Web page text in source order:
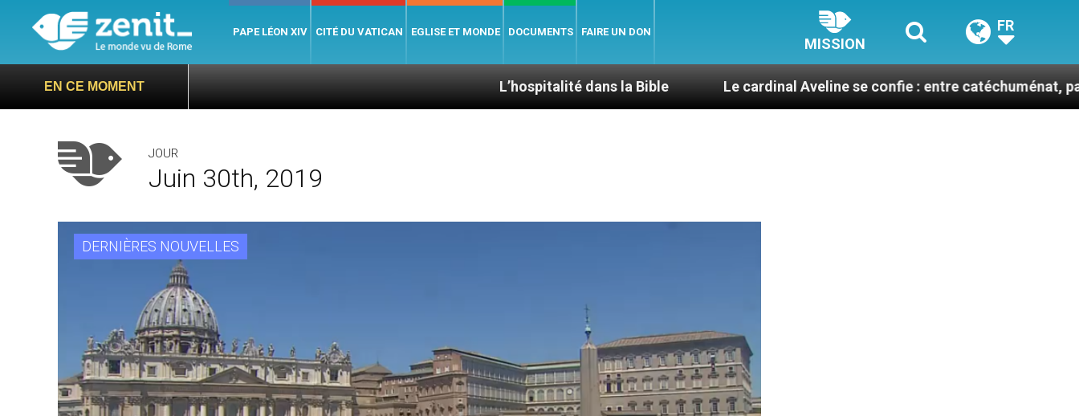
PAPE LÉON XIV CITÉ DU VATICAN EGLISE ET MONDE DOCUMENTS FAIRE UN DON
MISSION
FR
EN CE MOMENT L’hospitalité dans la Bible Le cardinal Aveline se confie : entre catéchuménat, paix et défis
JOUR
Juin 30th, 2019
DERNIÈRES NOUVELLES